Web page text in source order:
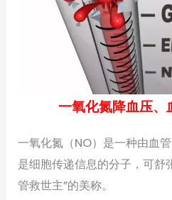
一氧化氮降血压、
一氧化氮（NO）是一种由血
是细胞传递信息的分子，可舒
管救世主”的美称。